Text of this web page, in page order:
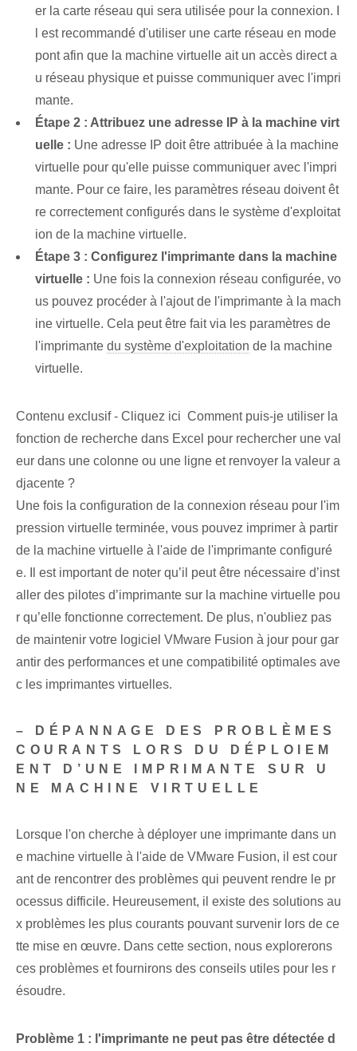
er la carte réseau qui sera utilisée pour la connexion. I
l est recommandé d'utiliser une carte réseau en mode
pont afin que la machine virtuelle ait un accès direct a
u réseau physique et puisse communiquer avec l'impri
mante.
Étape 2 : Attribuez une adresse IP à la machine virt
uelle : Une adresse IP doit être attribuée à la machine
virtuelle pour qu'elle puisse communiquer avec l'impri
mante. Pour ce faire, les paramètres réseau doivent êt
re correctement configurés dans le système d'exploitat
ion de la machine virtuelle.
Étape 3 : Configurez l'imprimante dans la machine
virtuelle : Une fois la connexion réseau configurée, vo
us pouvez procéder à l'ajout de l'imprimante à la mach
ine virtuelle. Cela peut être fait via les paramètres de
l'imprimante du système d'exploitation de la machine
virtuelle.
Contenu exclusif - Cliquez ici Comment puis-je utiliser la
fonction de recherche dans Excel pour rechercher une val
eur dans une colonne ou une ligne et renvoyer la valeur a
djacente ?
Une fois la configuration de la connexion réseau pour l'im
pression virtuelle terminée, vous pouvez imprimer à partir
de la machine virtuelle à l'aide de l'imprimante configuré
e. Il est important de noter qu’il peut être nécessaire d’inst
aller des pilotes d’imprimante sur la machine virtuelle pou
r qu’elle fonctionne correctement. De plus, n'oubliez pas
de maintenir votre logiciel VMware Fusion à jour pour gar
antir des performances et une compatibilité optimales ave
c les imprimantes virtuelles.
– DÉPANNAGE DES PROBLÈMES
COURANTS LORS DU DÉPLOIEM
ENT D’UNE IMPRIMANTE SUR U
NE MACHINE VIRTUELLE
Lorsque l'on cherche à déployer une imprimante dans un
e machine virtuelle à l'aide de VMware Fusion, il est cour
ant de rencontrer des problèmes qui peuvent rendre le pr
ocessus difficile. Heureusement, il existe des solutions au
x problèmes les plus courants pouvant survenir lors de ce
tte mise en œuvre. Dans cette section, nous explorerons
ces problèmes et fournirons des conseils utiles pour les r
ésoudre.
Problème 1 : l'imprimante ne peut pas être détectée d